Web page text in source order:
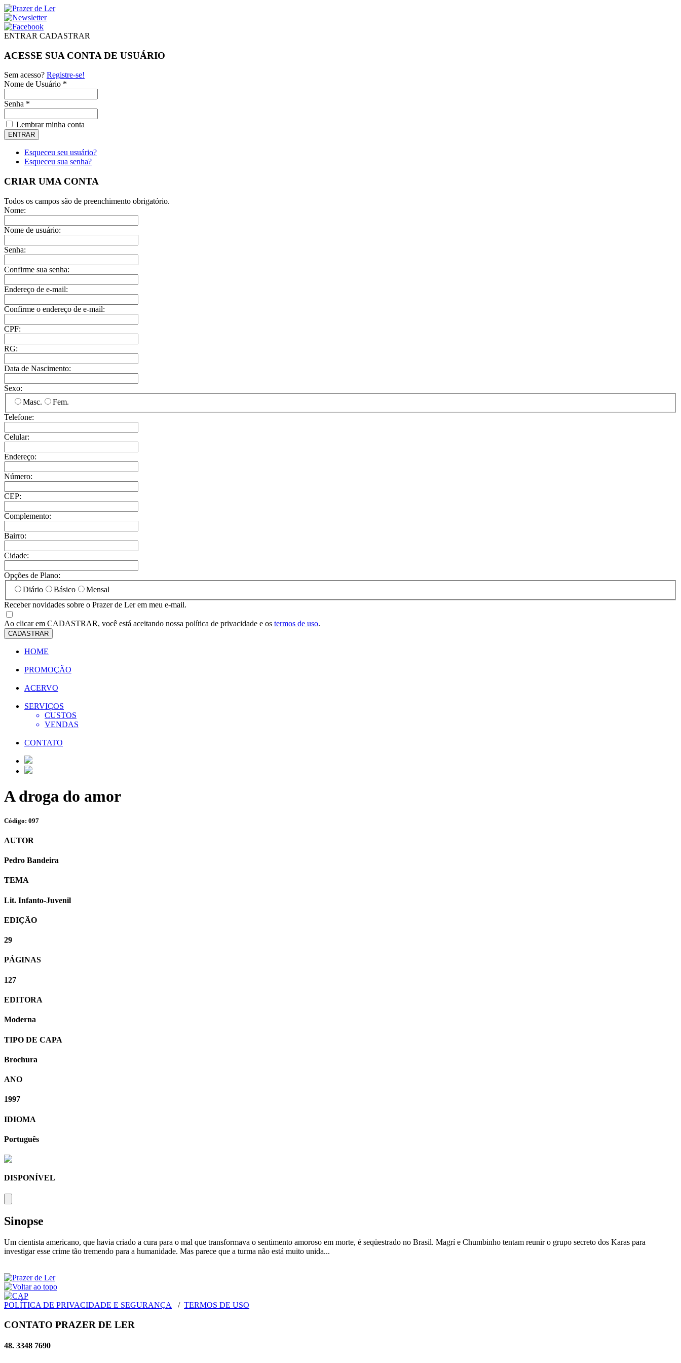
ENTRAR CADASTRAR
ACESSE SUA CONTA DE USUÁRIO
Sem acesso? Registre-se!
Nome de Usuário *
Senha *
Lembrar minha conta
Esqueceu seu usuário?
Esqueceu sua senha?
CRIAR UMA CONTA
Todos os campos são de preenchimento obrigatório.
Nome:
Nome de usuário:
Senha:
Confirme sua senha:
Endereço de e-mail:
Confirme o endereço de e-mail:
CPF:
RG:
Data de Nascimento:
Sexo:
Masc.
Fem.
Telefone:
Celular:
Endereço:
Número:
CEP:
Complemento:
Bairro:
Cidade:
Opções de Plano:
Diário
Básico
Mensal
Receber novidades sobre o Prazer de Ler em meu e-mail.
Ao clicar em CADASTRAR, você está aceitando nossa política de privacidade e os termos de uso.
CADASTRAR
HOME
PROMOÇÃO
ACERVO
SERVIÇOS
CUSTOS
VENDAS
CONTATO
A droga do amor
Código: 097
AUTOR
Pedro Bandeira
TEMA
Lit. Infanto-Juvenil
EDIÇÃO
29
PÁGINAS
127
EDITORA
Moderna
TIPO DE CAPA
Brochura
ANO
1997
IDIOMA
Português
DISPONÍVEL
Sinopse
Um cientista americano, que havia criado a cura para o mal que transformava o sentimento amoroso em morte, é seqüestrado no Brasil. Magrí e Chumbinho tentam reunir o grupo secreto dos Karas para
investigar esse crime tão tremendo para a humanidade. Mas parece que a turma não está muito unida...
POLÍTICA DE PRIVACIDADE E SEGURANÇA / TERMOS DE USO
CONTATO PRAZER DE LER
48. 3348 7690